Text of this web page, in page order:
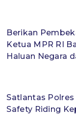
Berikan
Ketua MPR RI
Haluan Negara
Satlantas Polres
Safety Riding